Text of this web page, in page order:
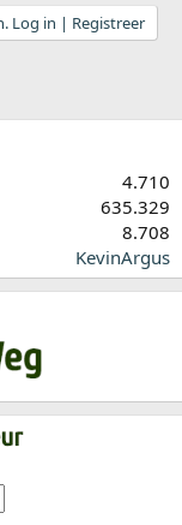
Log in | Registreer
4.710
635.329
8.708
KevinArgus